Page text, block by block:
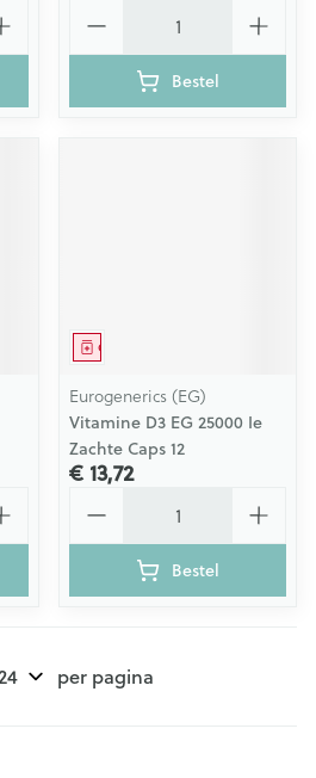
Bestel
Geneesmiddel
Eurogenerics (EG)
Vitamine D3 EG 25000 Ie
Zachte Caps 12
€ 13,72
Bestel
per pagina